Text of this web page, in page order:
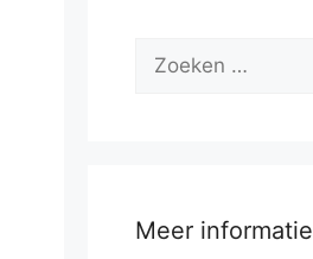
Zoek
Meer informatie